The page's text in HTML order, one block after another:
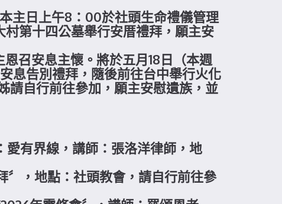
主日上午8：00於社頭生命禮儀管理
第十四公墓舉行安厝禮拜，願主安
召安息主懷。將於五月18日（本週
息告別禮拜，隨後前往台中舉行火化
請自行前往參加，願主安慰遺族，並
有界線，講師：張洛洋律師，地
〞，地點：社頭教會，請自行前往參